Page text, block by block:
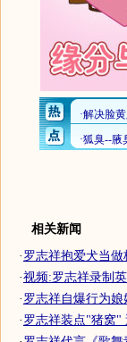
相关新闻
·罗志祥抱爱犬当
·视频:罗志祥录制
·罗志祥自爆行为
·罗志祥装点"猪窝"